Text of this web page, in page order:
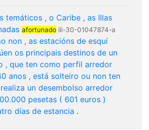
temáticos , o Caribe , as Illas
afortunado ili-30-01047874-a
non , as estacións de esquí
os principais destinos de un
, que ten como perfil arredor
anos , está solteiro ou non ten
realiza un desembolso arredor
pesetas ( 601 euros )
días de estancia .